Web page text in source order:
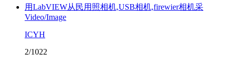
用LabVIEW从民用照相机,USB相机,firewier相机采
Video/Image
ICYH
2/1022